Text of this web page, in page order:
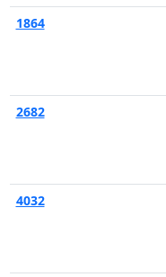
1864
2682
4032